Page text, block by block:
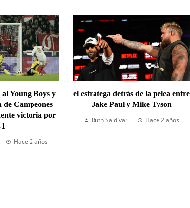
Young Boys y
de Campeones
victoria por
Hace 2 años
el estratega detrás de la pelea entre
Jake Paul y Mike Tyson
Ruth Saldívar
Hace 2 años